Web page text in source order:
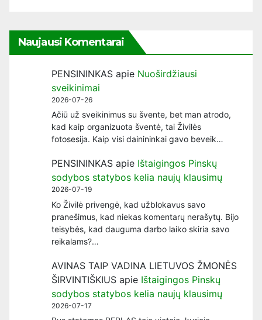
Naujausi Komentarai
PENSININKAS apie Nuoširdžiausi
sveikinimai
2026-07-26
Ačiū už sveikinimus su švente, bet man atrodo,
kad kaip organizuota šventė, tai Živilės
fotosesija. Kaip visi dainininkai gavo beveik…
PENSININKAS apie Ištaigingos Pinskų
sodybos statybos kelia naujų klausimų
2026-07-19
Ko Živilė privengė, kad užblokavus savo
pranešimus, kad niekas komentarų nerašytų. Bijo
teisybės, kad dauguma darbo laiko skiria savo
reikalams?…
AVINAS TAIP VADINA LIETUVOS ŽMONĖS
ŠIRVINTIŠKIUS apie Ištaigingos Pinskų
sodybos statybos kelia naujų klausimų
2026-07-17